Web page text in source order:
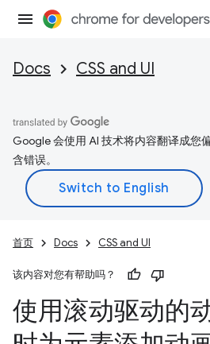
Docs CSS and UI
Google 会使用 AI 技术将内容翻译成您
含错误。
首页 Docs CSS and UI
该内容对您有帮助吗？
使用滚动驱动的